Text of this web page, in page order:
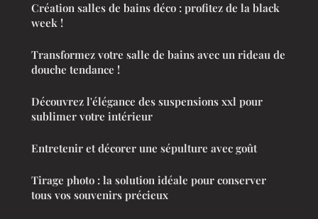
Création salles de bains déco : profitez de la black
week !
Transformez votre salle de bains avec un rideau de
douche tendance !
Découvrez l'élégance des suspensions xxl pour
sublimer votre intérieur
Entretenir et décorer une sépulture avec goût
Tirage photo : la solution idéale pour conserver
tous vos souvenirs précieux